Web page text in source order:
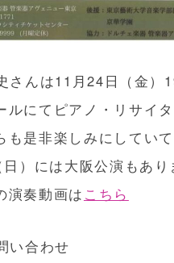
さんは11月24日（金）
ルにてピアノ・リサイ
も是非楽しみにしてい
）には大阪公演もあり
演奏動画は こちら
い合わせ